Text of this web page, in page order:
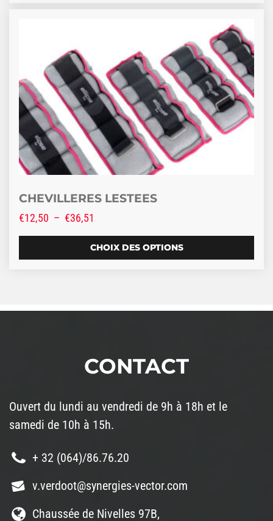
CHEVILLERES LESTEES
€12,50 – €36,51
CHOIX DES OPTIONS
Ce produit a plusieurs variations. Les options
CONTACT
Ouvert du lundi au vendredi de 9h à 18h et le
samedi de 10h à 15h.
+ 32 (064)/86.76.20
v.verdoot@synergies-vector.com
Chaussée de Nivelles 97B,